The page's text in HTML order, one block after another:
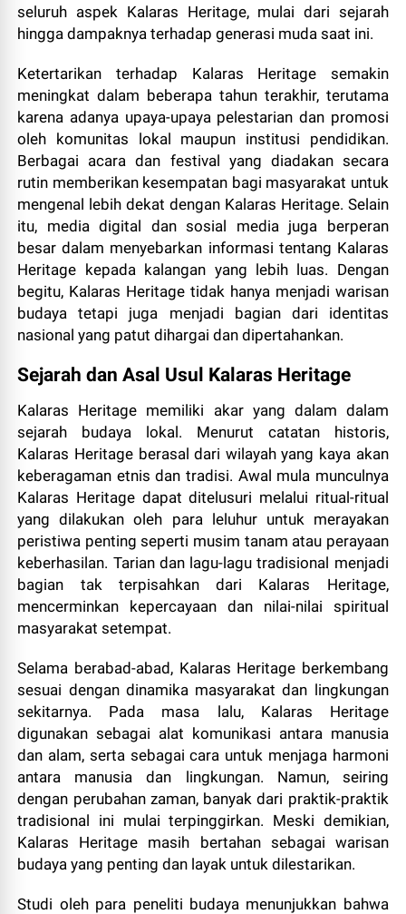
seluruh aspek Kalaras Heritage, mulai dari sejarah
hingga dampaknya terhadap generasi muda saat ini.
Ketertarikan terhadap Kalaras Heritage semakin
meningkat dalam beberapa tahun terakhir, terutama
karena adanya upaya-upaya pelestarian dan promosi
oleh komunitas lokal maupun institusi pendidikan.
Berbagai acara dan festival yang diadakan secara
rutin memberikan kesempatan bagi masyarakat untuk
mengenal lebih dekat dengan Kalaras Heritage. Selain
itu, media digital dan sosial media juga berperan
besar dalam menyebarkan informasi tentang Kalaras
Heritage kepada kalangan yang lebih luas. Dengan
begitu, Kalaras Heritage tidak hanya menjadi warisan
budaya tetapi juga menjadi bagian dari identitas
nasional yang patut dihargai dan dipertahankan.
Sejarah dan Asal Usul Kalaras Heritage
Kalaras Heritage memiliki akar yang dalam dalam
sejarah budaya lokal. Menurut catatan historis,
Kalaras Heritage berasal dari wilayah yang kaya akan
keberagaman etnis dan tradisi. Awal mula munculnya
Kalaras Heritage dapat ditelusuri melalui ritual-ritual
yang dilakukan oleh para leluhur untuk merayakan
peristiwa penting seperti musim tanam atau perayaan
keberhasilan. Tarian dan lagu-lagu tradisional menjadi
bagian tak terpisahkan dari Kalaras Heritage,
mencerminkan kepercayaan dan nilai-nilai spiritual
masyarakat setempat.
Selama berabad-abad, Kalaras Heritage berkembang
sesuai dengan dinamika masyarakat dan lingkungan
sekitarnya. Pada masa lalu, Kalaras Heritage
digunakan sebagai alat komunikasi antara manusia
dan alam, serta sebagai cara untuk menjaga harmoni
antara manusia dan lingkungan. Namun, seiring
dengan perubahan zaman, banyak dari praktik-praktik
tradisional ini mulai terpinggirkan. Meski demikian,
Kalaras Heritage masih bertahan sebagai warisan
budaya yang penting dan layak untuk dilestarikan.
Studi oleh para peneliti budaya menunjukkan bahwa